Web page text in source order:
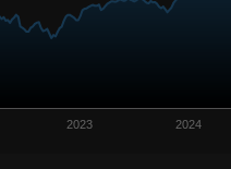
2023 2024